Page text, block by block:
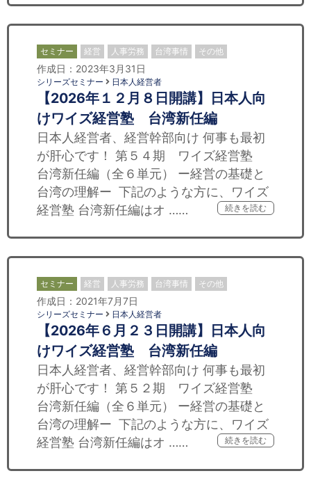
セミナー 経営 人事労務 台湾事情 その他
作成日：2023年3月31日
シリーズセミナー 日本人経営者
【2026年１２月８日開講】日本人向
けワイズ経営塾 台湾新任編
日本人経営者、経営幹部向け 何事も最初
が肝心です！ 第５４期 ワイズ経営塾
台湾新任編（全６単元） ー経営の基礎と
台湾の理解ー 下記のような方に、ワイズ
経営塾 台湾新任編はオ ……
続きを読む
セミナー 経営 人事労務 台湾事情 その他
作成日：2021年7月7日
シリーズセミナー 日本人経営者
【2026年６月２３日開講】日本人向
けワイズ経営塾 台湾新任編
日本人経営者、経営幹部向け 何事も最初
が肝心です！ 第５２期 ワイズ経営塾
台湾新任編（全６単元） ー経営の基礎と
台湾の理解ー 下記のような方に、ワイズ
経営塾 台湾新任編はオ ……
続きを読む